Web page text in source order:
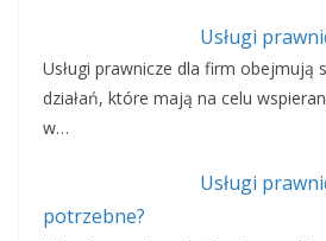
Usługi
Usługi prawnicze dla firm obejmują
działań, które mają na celu
w…
Usługi
potrzebne?